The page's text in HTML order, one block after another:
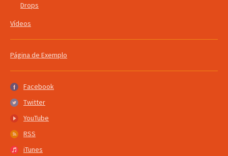
Drops
Vídeos
Página de Exemplo
Facebook
Facebook
Twitter
Twitter
YouTube
YouTube
RSS
RSS
iTunes
iTunes